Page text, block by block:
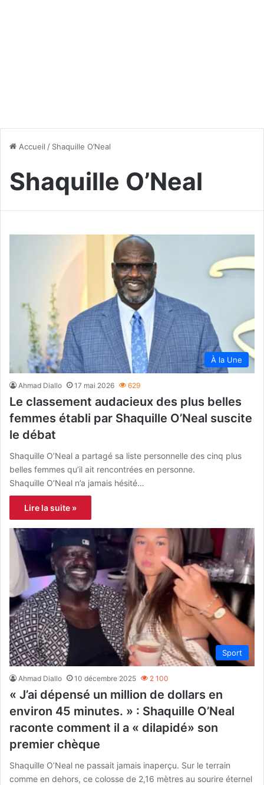
Accueil / Shaquille O’Neal
Shaquille O’Neal
À la Une
Ahmad Diallo 17 mai 2026 629
Le classement audacieux des plus belles
femmes établi par Shaquille O’Neal suscite
le débat
Shaquille O’Neal a partagé sa liste personnelle des cinq plus
belles femmes qu’il ait rencontrées en personne.
Shaquille O’Neal n’a jamais hésité…
Lire la suite »
Sport
Ahmad Diallo 10 décembre 2025 2 100
« J’ai dépensé un million de dollars en
environ 45 minutes. » : Shaquille O’Neal
raconte comment il a « dilapidé» son
premier chèque
Shaquille O’Neal ne passait jamais inaperçu. Sur le terrain
comme en dehors, ce colosse de 2,16 mètres au sourire éternel